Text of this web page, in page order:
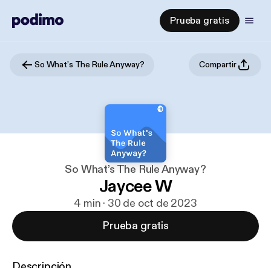
Prueba gratis
So What’s The Rule Anyway? Compartir
So What’s The Rule Anyway?
Jaycee W
4 min · 30 de oct de 2023
Prueba gratis